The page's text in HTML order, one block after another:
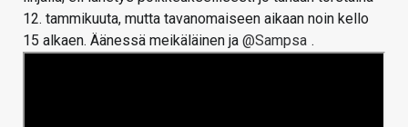
12. tammikuuta, mutta tavanomaiseen aikaan noin kello
15 alkaen. Äänessä meikäläinen ja @Sampsa .